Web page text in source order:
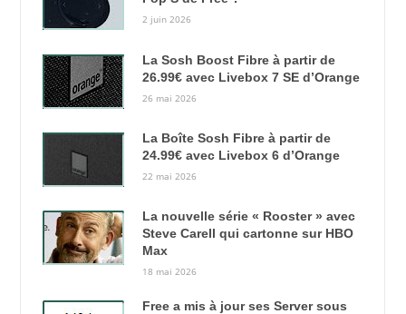
2 juin 2026
La Sosh Boost Fibre à partir de
26.99€ avec Livebox 7 SE d’Orange
26 mai 2026
La Boîte Sosh Fibre à partir de
24.99€ avec Livebox 6 d’Orange
22 mai 2026
La nouvelle série « Rooster » avec
Steve Carell qui cartonne sur HBO
Max
18 mai 2026
Free a mis à jour ses Server sous